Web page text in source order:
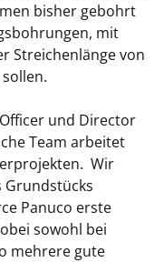
bisher gebohrt
mit
Streichenlänge von
und Director
Team arbeitet
Wir
Grundstücks
Panuco erste
sowohl bei
mehrere gute